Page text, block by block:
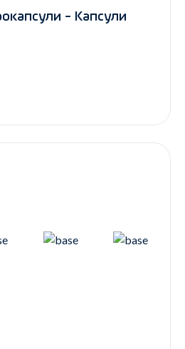
- Капсули